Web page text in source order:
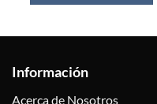
Información
Acerca de Nosotros